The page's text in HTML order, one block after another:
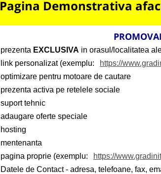
Pagina Demonstrativa
prezenta EXCLUSIVA in orasul/localitatea
link personalizat (exemplu:
https://
optimizare pentru motoare de cautare
prezenta activa pe retelele sociale
suport tehnic
adaugare oferte speciale
hosting
mentenanta
pagina proprie (exemplu:
https://
Datele de Contact - adresa, telefoane, fax,